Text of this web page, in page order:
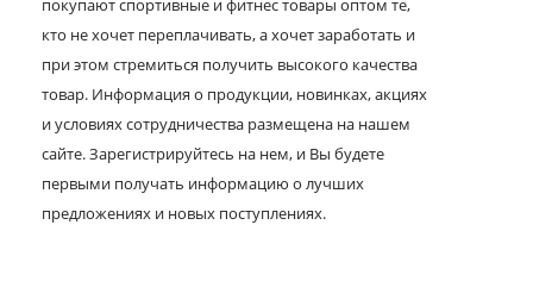
покупают спортивные и фитнес товары оптом те,
кто не хочет переплачивать, а хочет заработать и
при этом стремиться получить высокого качества
товар. Информация о продукции, новинках, акциях
и условиях сотрудничества размещена на нашем
сайте. Зарегистрируйтесь на нем, и Вы будете
первыми получать информацию о лучших
предложениях и новых поступлениях.